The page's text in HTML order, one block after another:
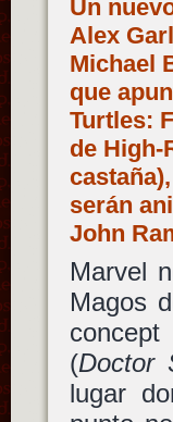
Un
Alex
Michael
que
Turtles:
de High-
serán
John
Marvel
Magos
(Doctor
lugar